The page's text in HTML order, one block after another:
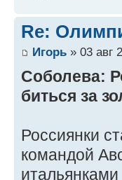
Re:
Игорь » 03 авг
Соболева:
биться за
Россиянки
командой